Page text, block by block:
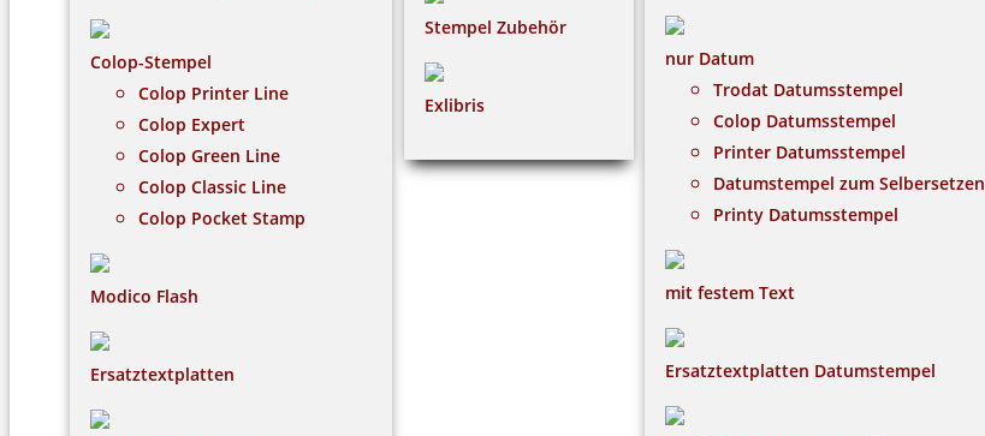
Colop-Stempel
Colop Printer Line
Colop Expert
Colop Green Line
Colop Classic Line
Colop Pocket Stamp
Modico Flash
Ersatztextplatten
Stempel Zubehör
Exlibris
nur Datum
Trodat Datumsstempel
Colop Datumsstempel
Printer Datumsstempel
Datumstempel zum Selbersetzen
Printy Datumsstempel
mit festem Text
Ersatztextplatten Datumstempel